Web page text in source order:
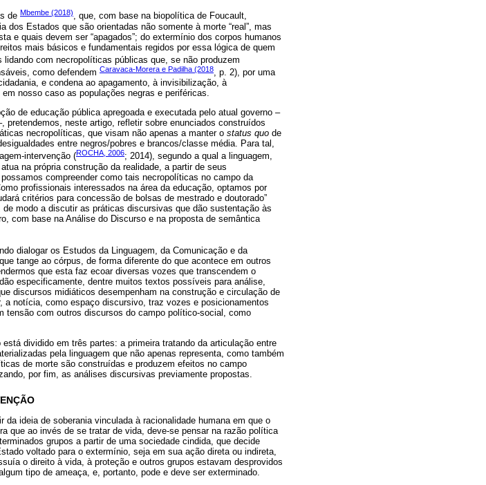
de Mbembe (2018), que, com base na biopolítica de Foucault,
Estados que são orientadas não somente à morte “real”, mas
e quais devem ser “apagados”; do extermínio dos corpos humanos
mais básicos e fundamentais regidos por essa lógica de quem
com necropolíticas públicas que, se não produzem
como defendem Caravaca-Morera e Padilha (2018, p. 2), por uma
e condena ao apagamento, à invisibilização, à
nosso caso as populações negras e periféricas.
de educação pública apregoada e executada pelo atual governo ‒
neste artigo, refletir sobre enunciados construídos
necropolíticas, que visam não apenas a manter o status quo de
entre negros/pobres e brancos/classe média. Para tal,
intervenção (ROCHA, 2006; 2014), segundo a qual a linguagem,
na própria construção da realidade, a partir de seus
compreender como tais necropolíticas no campo da
profissionais interessados na área da educação, optamos por
critérios para concessão de bolsas de mestrado e doutorado”
modo a discutir as práticas discursivas que dão sustentação às
com base na Análise do Discurso e na proposta de semântica
dialogar os Estudos da Linguagem, da Comunicação e da
tange ao córpus, de forma diferente do que acontece em outros
que esta faz ecoar diversas vozes que transcendem o
especificamente, dentre muitos textos possíveis para análise,
discursos midiáticos desempenham na construção e circulação de
notícia, como espaço discursivo, traz vozes e posicionamentos
tensão com outros discursos do campo político-social, como
dividido em três partes: a primeira tratando da articulação entre
pela linguagem que não apenas representa, como também
de morte são construídas e produzem efeitos no campo
por fim, as análises discursivas previamente propostas.
ideia de soberania vinculada à racionalidade humana em que o
que ao invés de se tratar de vida, deve-se pensar na razão política
grupos a partir de uma sociedade cindida, que decide
voltado para o extermínio, seja em sua ação direta ou indireta,
o direito à vida, à proteção e outros grupos estavam desprovidos
tipo de ameaça, e, portanto, pode e deve ser exterminado.